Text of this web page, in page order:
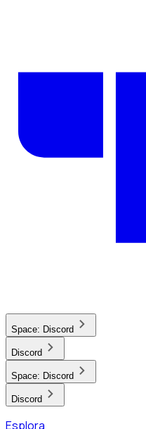
Space: Discord
Discord
Space: Discord
Discord
Esplora